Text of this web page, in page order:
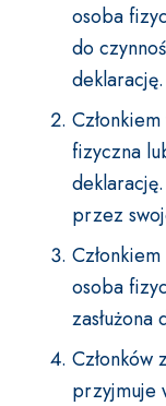
osoba
do
deklarację.
fizyczna
przez
osoba
zasłużona
Członków
przyjmuje